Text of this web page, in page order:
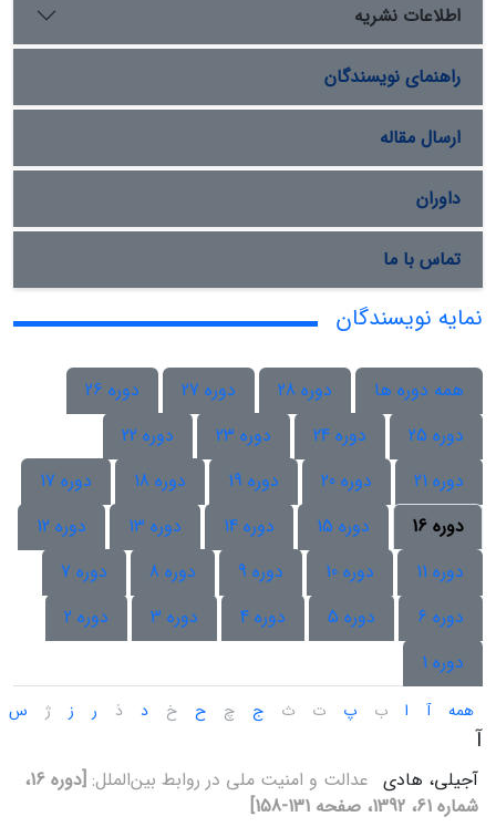
اطلاعات نشریه
راهنمای نویسندگان
ارسال مقاله
داوران
تماس با ما
نمایه نویسندگان
همه دوره ها دوره 28 دوره 27
دوره 26
دوره 25
دوره 24 دوره 23
دوره 22
دوره 21
دوره 20 دوره 19 دوره 18
دوره 17
دوره 16
دوره 15 دوره 14 دوره 13
دوره 12
دوره 11
دوره 10 دوره 9 دوره 8
دوره 7
دوره 6
دوره 5 دوره 4 دوره 3
دوره 2
دوره 1
همه آ ا ب پ ت ث ج چ ح خ د ذ ر ز ژ س
آ
آجیلی، هادی عدالت و امنیت ملی در روابط بین‌الملل:
[دوره 16،
شماره 61، 1392، صفحه 131-158]